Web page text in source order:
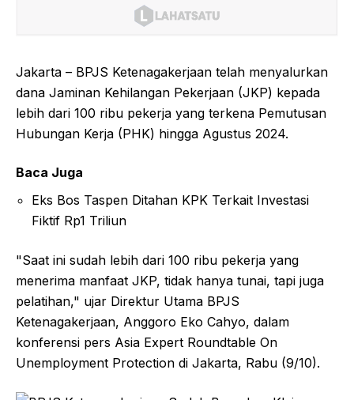
Jakarta – BPJS Ketenagakerjaan telah menyalurkan
dana Jaminan Kehilangan Pekerjaan (JKP) kepada
lebih dari 100 ribu pekerja yang terkena Pemutusan
Hubungan Kerja (PHK) hingga Agustus 2024.
Baca Juga
Eks Bos Taspen Ditahan KPK Terkait Investasi
Fiktif Rp1 Triliun
"Saat ini sudah lebih dari 100 ribu pekerja yang
menerima manfaat JKP, tidak hanya tunai, tapi juga
pelatihan," ujar Direktur Utama BPJS
Ketenagakerjaan, Anggoro Eko Cahyo, dalam
konferensi pers Asia Expert Roundtable On
Unemployment Protection di Jakarta, Rabu (9/10).